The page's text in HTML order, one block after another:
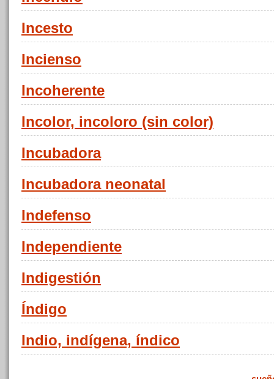
Incesto
Incienso
Incoherente
Incolor, incoloro (sin color)
Incubadora
Incubadora neonatal
Indefenso
Independiente
Indigestión
Índigo
Indio, indígena, índico